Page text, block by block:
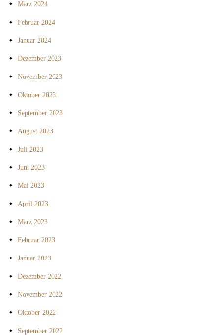
März 2024
Februar 2024
Januar 2024
Dezember 2023
November 2023
Oktober 2023
September 2023
August 2023
Juli 2023
Juni 2023
Mai 2023
April 2023
März 2023
Februar 2023
Januar 2023
Dezember 2022
November 2022
Oktober 2022
September 2022